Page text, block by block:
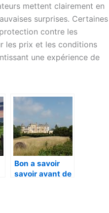
mettent clairement en
surprises. Certaines
contre les
les prix et les conditions
une expérience de
Bon a savoir
savoir avant de